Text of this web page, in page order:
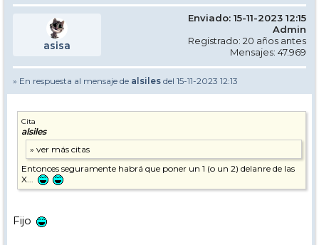
asisa
Enviado: 15-11-2023 12:15
Admin
Registrado: 20 años antes
Mensajes: 47.969
» En respuesta al mensaje de alsiles del 15-11-2023 12:13
Cita
alsiles
Entonces seguramente habrá que poner un 1 (o un 2) delanre de las
X...
Fijo